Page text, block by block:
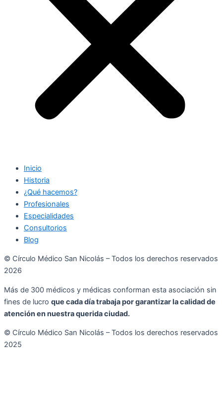
Inicio
Historia
¿Qué hacemos?
Profesionales
Especialidades
Consultorios
Blog
© Círculo Médico San Nicolás – Todos los derechos reservados
2026
Más de 300 médicos y médicas conforman esta asociación sin
fines de lucro que cada día trabaja por garantizar la calidad de
atención en nuestra querida ciudad.
© Círculo Médico San Nicolás – Todos los derechos reservados
2025